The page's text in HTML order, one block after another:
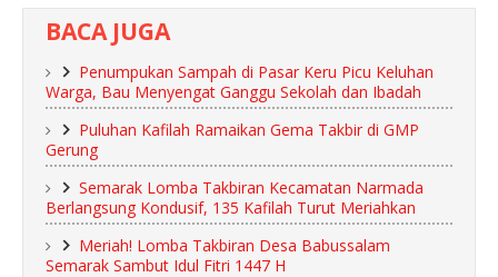
BACA JUGA
Penumpukan Sampah di Pasar Keru Picu Keluhan
Warga, Bau Menyengat Ganggu Sekolah dan Ibadah
Puluhan Kafilah Ramaikan Gema Takbir di GMP
Gerung
Semarak Lomba Takbiran Kecamatan Narmada
Berlangsung Kondusif, 135 Kafilah Turut Meriahkan
Meriah! Lomba Takbiran Desa Babussalam
Semarak Sambut Idul Fitri 1447 H